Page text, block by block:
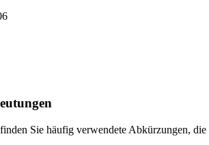
Sie häufig verwendete Abkürzungen,